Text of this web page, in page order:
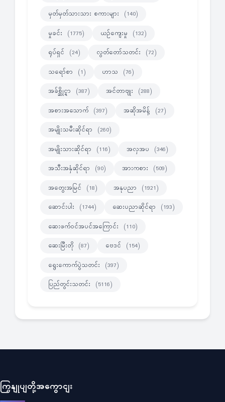
မှတ်မှတ်သားသား စကားများ (140)
မှုခင်း (1775) ယဉ်ကျေးမှု (132)
ရုပ်ရှင် (24) လွတ်တော်သတင်း (72)
သရော်စာ (1) ဟာသ (76)
အခ်စ္ဆိုင္ရာ (387) အင်တာဗျုး (288)
အစားအသောက် (397) အဆိုအမိန့် (27)
အမျိုးသမီးဆိုင်ရာ (260)
အမျိုးသားဆိုင်ရာ (116) အလှအပ (346)
အသီးအနှံဆိုင်ရာ (90) အားကစား (509)
အတွေးအမြင် (18) အနုပညာ (1921)
ဆောင်းပါး (1744) ဆေးပညာဆိုင်ရာ (193)
ဆေးဖက်ဝင်အပင်အကြောင်း (110)
ဆေးမြီးတို (87) ဗေဒင် (154)
ရွေးကောက်ပွဲသတင်း (397)
ပြည်တွင်းသတင်း (5116)
ကြှနျုပျတို့အကွောငျး